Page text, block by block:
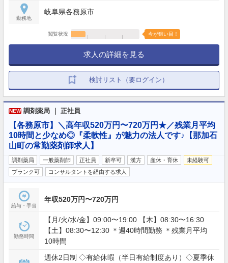
勤務地
岐阜県各務原市
閲覧状況 今が狙い目！
求人の詳細を見る
検討リスト（要ログイン）
NEW 調剤薬局 ｜ 正社員
【各務原市】＼高年収520万円〜720万円★／残業月平均
10時間と少なめ◎『柔軟性』が魅力の法人です♪【那加石
山町の常勤薬剤師求人】
調剤薬局 一般薬剤師 正社員 新卒可 漢方 産休・育休
未経験可
ブランク可
コンサルタントを経由する求人
給与・手当
年収520万円〜720万円
勤務時間
【月/火/水/金】09:00〜19:00 【木】08:30〜16:30
【土】08:30〜12:30 ＊週40時間勤務 ＊残業月平均
10時間
週休2日制 ◇有給休暇（半日有給制度あり）◇夏季休